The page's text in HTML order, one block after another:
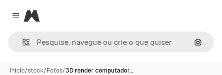
Close menu
Magnific
Início/stock/Fotos/3D render computador…